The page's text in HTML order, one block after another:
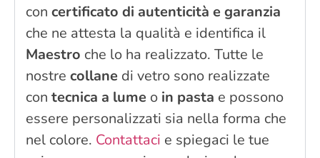
con certificato di autenticità e garanzia
che ne attesta la qualità e identifica il
Maestro che lo ha realizzato. Tutte le
nostre collane di vetro sono realizzate
con tecnica a lume o in pasta e possono
essere personalizzati sia nella forma che
nel colore. Contattaci e spiegaci le tue